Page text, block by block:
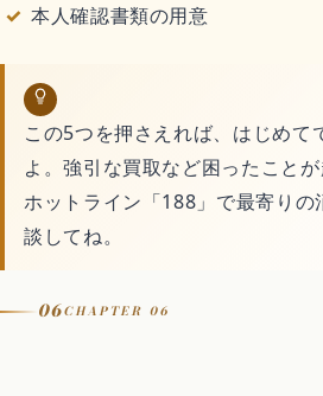
本人確認書類の用意
この5つを押さえれば、はじめて
よ。強引な買取など困ったこと
ホットライン「188」で最寄りの
談してね。
06CHAPTER 06